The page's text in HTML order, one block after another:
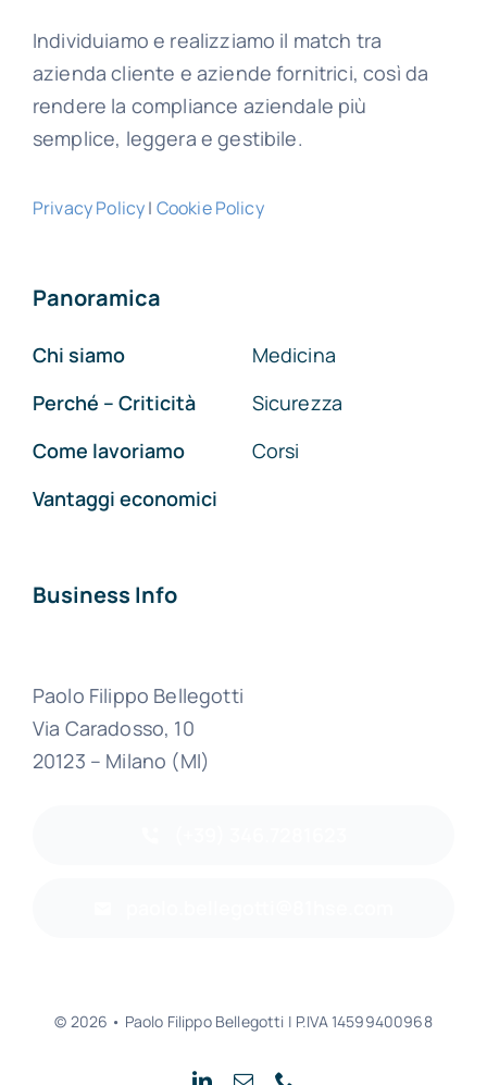
Individuiamo e realizziamo il match tra
azienda cliente e aziende fornitrici, così da
rendere la compliance aziendale più
semplice, leggera e gestibile.
Privacy Policy| Cookie Policy
Panoramica
Chi siamo
Perché – Criticità
Come lavoriamo
Vantaggi economici
Medicina
Sicurezza
Corsi
Business Info
Paolo Filippo Bellegotti
Via Caradosso, 10
20123 – Milano (MI)
© 2026 • Paolo Filippo Bellegotti | P.IVA 14599400968